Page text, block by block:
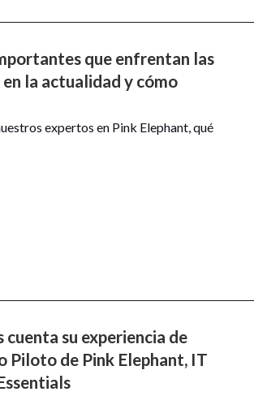
que enfrentan las
la actualidad y cómo
expertos en Pink Elephant, qué
su experiencia de
Piloto de Pink Elephant, IT